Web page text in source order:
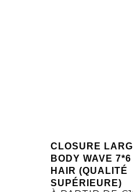
CLOSURE
BODY WAVE
HAIR (QUALITÉ
SUPÉRIEURE)